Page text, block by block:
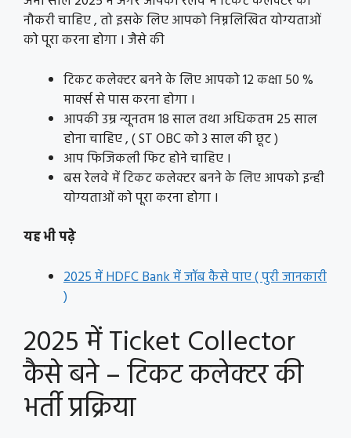
नौकरी चाहिए , तो इसके लिए आपको निम्नलिखित योग्यताओं
को पूरा करना होगा । जैसे की
टिकट कलेक्टर बनने के लिए आपको 12 कक्षा 50 %
मार्क्स से पास करना होगा ।
आपकी उम्र न्यूनतम 18 साल तथा अधिकतम 25 साल
होना चाहिए , ( ST OBC को 3 साल की छूट )
आप फिजिकली फिट होने चाहिए ।
बस रेलवे में टिकट कलेक्टर बनने के लिए आपको इन्ही
योग्यताओं को पूरा करना होगा ।
यह भी पढ़े
2025 में HDFC Bank में जॉब कैसे पाए ( पुरी जानकारी
)
2025 में Ticket Collector
कैसे बने – टिकट कलेक्टर की
भर्ती प्रक्रिया